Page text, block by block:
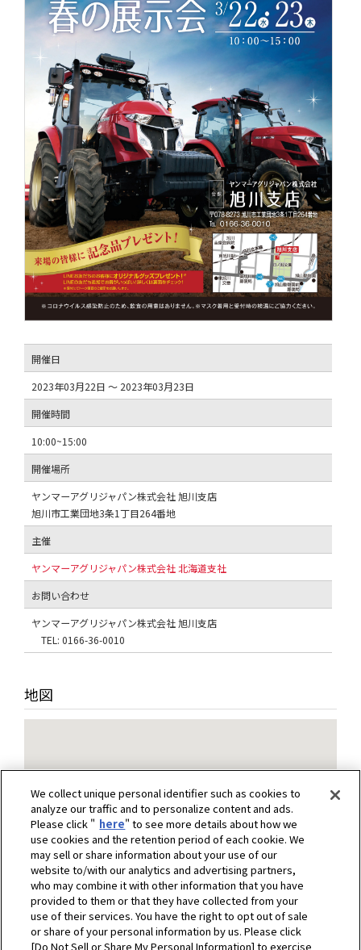
開催日
2023年03月22日 ～ 2023年03月23日
開催時間
10:00~15:00
開催場所
ヤンマーアグリジャパン株式会社 旭川支店
旭川市工業団地3条1丁目264番地
主催
ヤンマーアグリジャパン株式会社 北海道支社
お問い合わせ
ヤンマーアグリジャパン株式会社 旭川支店
TEL: 0166-36-0010
地図
We collect unique personal identifier such as cookies to
analyze our traffic and to personalize content and ads.
Please click " here" to see more details about how we
use cookies and the retention period of each cookie. We
may sell or share information about your use of our
website to/with our analytics and advertising partners,
who may combine it with other information that you have
provided to them or that they have collected from your
use of their services. You have the right to opt out of sale
or share of your personal information by us. Please click
[Do Not Sell or Share My Personal Information] to exercise